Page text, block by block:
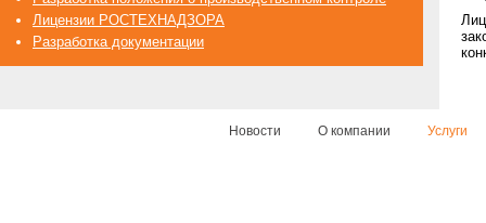
Лицензии РОСТЕХНАДЗОРА
Разработка документации
Новости О компании Услуги